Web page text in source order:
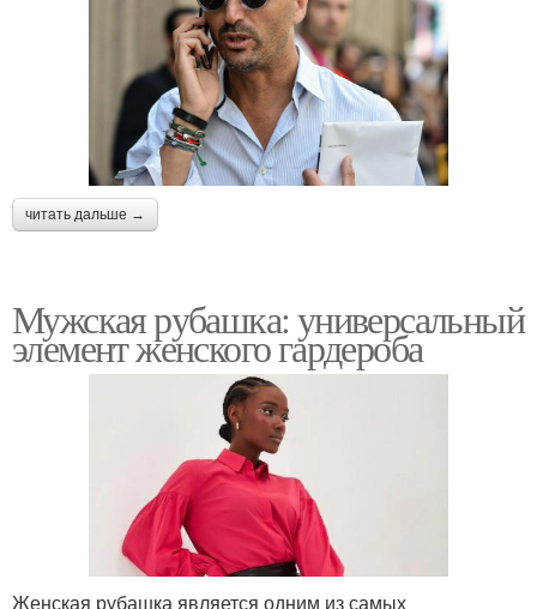
читать дальше →
Мужская рубашка: универсальный
элемент женского гардероба
Женская рубашка является одним из самых